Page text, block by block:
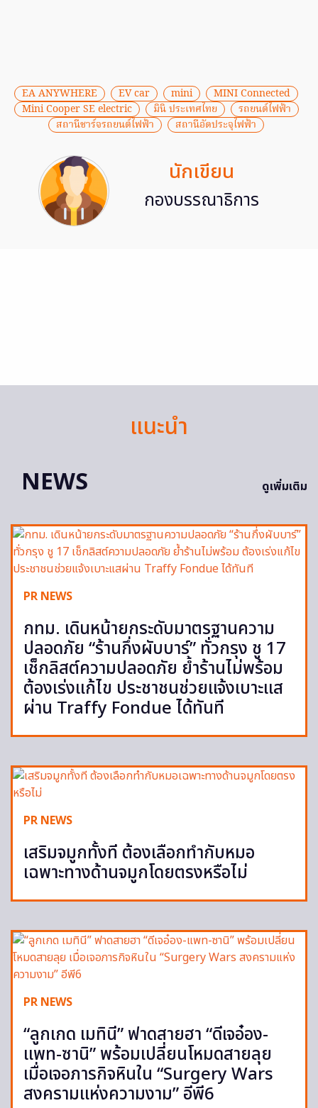
EA ANYWHERE EV car mini
MINI Connected
Mini Cooper SE electric
มินิ ประเทศไทย
รถยนต์ไฟฟ้า
สถานีชาร์จรถยนต์ไฟฟ้า
สถานีอัดประจุไฟฟ้า
นักเขียน
กองบรรณาธิการ
แนะนำ
NEWS
ดูเพิ่มเติม
PR NEWS
กทม. เดินหน้ายกระดับมาตรฐานความ
ปลอดภัย “ร้านกึ่งผับบาร์” ทั่วกรุง ชู 17
เช็กลิสต์ความปลอดภัย ย้ำร้านไม่พร้อม
ต้องเร่งแก้ไข ประชาชนช่วยแจ้งเบาะแส
ผ่าน Traffy Fondue ได้ทันที
PR NEWS
เสริมจมูกทั้งที ต้องเลือกทำกับหมอ
เฉพาะทางด้านจมูกโดยตรงหรือไม่
PR NEWS
“ลูกเกด เมทินี” ฟาดสายฮา “ดีเจอ๋อง-
แพท-ซานิ” พร้อมเปลี่ยนโหมดสายลุย
เมื่อเจอภารกิจหินใน “Surgery Wars
สงครามแห่งความงาม” อีพี6